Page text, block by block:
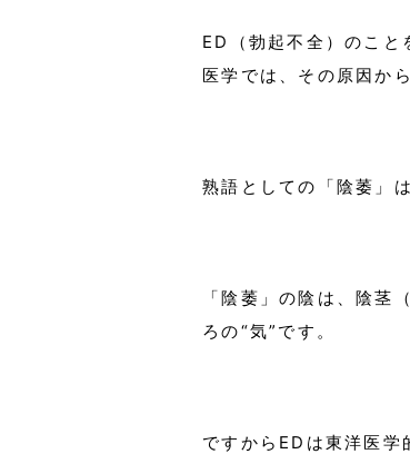
ED（勃起不全）のこと
医学では、その原因か
熟語としての「陰萎」
「陰萎」の陰は、陰茎
ろの“気”です。
ですからEDは東洋医学